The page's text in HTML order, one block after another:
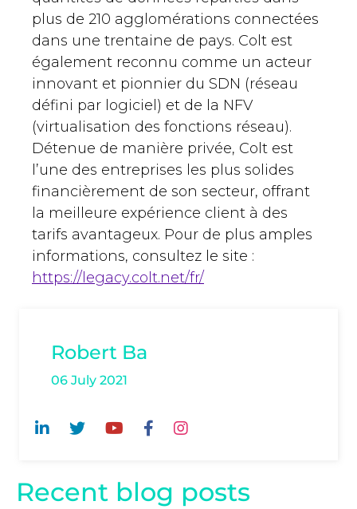
plus de 210 agglomérations connectées
dans une trentaine de pays. Colt est
également reconnu comme un acteur
innovant et pionnier du SDN (réseau
défini par logiciel) et de la NFV
(virtualisation des fonctions réseau).
Détenue de manière privée, Colt est
l’une des entreprises les plus solides
financièrement de son secteur, offrant
la meilleure expérience client à des
tarifs avantageux. Pour de plus amples
informations, consultez le site :
https://legacy.colt.net/fr/
Robert Ba
06 July 2021
Recent blog posts